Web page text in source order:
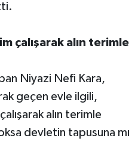
çalışarak alın terimle
Niyazi Nefi Kara,
geçen evle ilgili,
alın terimle
devletin tapusuna mı